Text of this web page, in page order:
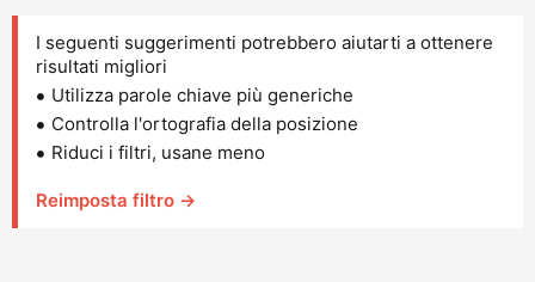
I seguenti suggerimenti potrebbero aiutarti a ottenere
risultati migliori
Utilizza parole chiave più generiche
Controlla l'ortografia della posizione
Riduci i filtri, usane meno
Reimposta filtro →